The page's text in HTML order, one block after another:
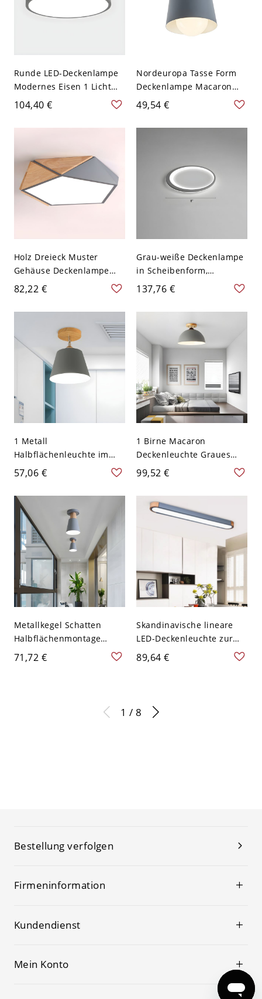
Runde LED-Deckenlampe
Modernes Eisen 1 Licht
Flush Mount für Flur
Wohnzimmer - Grau 110V-
120V 30,48 cm Weißlicht
104,40 €
Nordeuropa Tasse Form
Deckenlampe Macaron
Farbe 1-Birne
Deckenleuchte aus Metall
- Grau 110V-120V
49,54 €
Holz Dreieck Muster
Gehäuse Deckenlampe
Nordeuropa Macaron
Farbe Pentagon Form LED
1-Kopf Deckenleuchte -
Grau 110V-120V 45 cm
Weißlicht
82,22 €
Grau-weiße Deckenlampe
in Scheibenform,
minimalistische LED-
Acryl-Flush-
Montagebeleuchtung für
Schlafzimmer - Grauweiß
110V-120V 20,32 cm
Weißlicht
137,76 €
1 Metall
Halbflächenleuchte im
industriellen Stil mit
Deckenhalterung für den
Flur
57,06 €
1 Birne Macaron
Deckenleuchte Graues
Metall Halbkugelförmiges
Schirm
99,52 €
Metallkegel Schatten
Halbflächenmontage
Macaron 1 Licht Korridor
Deckenbeleuchtung Ideen
71,72 €
Skandinavische lineare
LED-Deckenleuchte zur
Direktmontage mit
Akzenten aus Naturholz,
Küche - Grau 110V-120V
Dreistufiges Dimmen
89,64 €
1 / 8
Bestellung verfolgen
Firmeninformation
Kundendienst
Mein Konto